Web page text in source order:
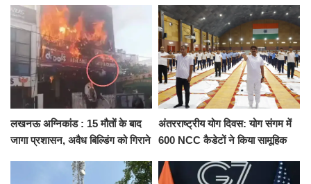
को नहीं...
किराया
लखनऊ अग्निकांड : 15 मौतों के बाद
जागा प्रशासन, अवैध बिल्डिंग को गिराने
अंतरराष्ट्रीय योग दिवस: योग संगम में
600 NCC कैडेटों ने किया सामूहिक
संकल्प